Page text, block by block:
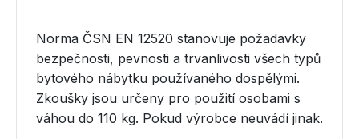
Norma ČSN EN 12520 stanovuje požadavky
bezpečnosti, pevnosti a trvanlivosti všech typů
bytového nábytku používaného dospělými.
Zkoušky jsou určeny pro použití osobami s
váhou do 110 kg. Pokud výrobce neuvádí jinak.